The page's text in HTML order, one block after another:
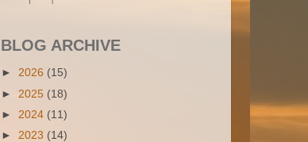
BLOG ARCHIVE
► 2026 (15)
► 2025 (18)
► 2024 (11)
► 2023 (14)